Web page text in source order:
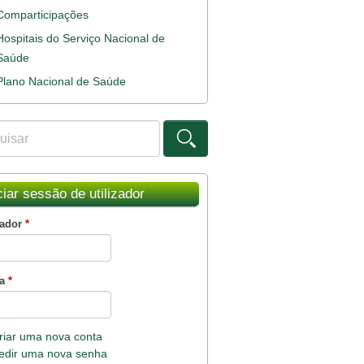
do Serviço Nacional de
Nacional de Saúde
de procura
sessão de utilizador
*
*
uma nova conta
uma nova senha